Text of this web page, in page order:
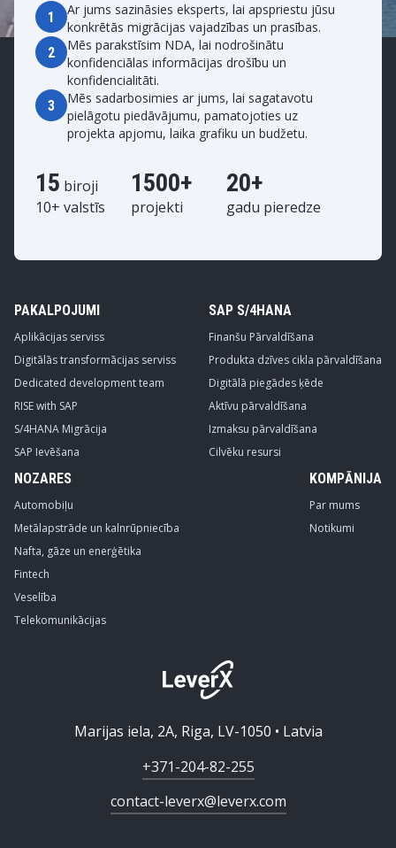
1
Ar jums sazināsies eksperts, lai apspriestu jūsu
konkrētās migrācijas vajadzības un prasības.
2
Mēs parakstīsim NDA, lai nodrošinātu
konfidenciālas informācijas drošību un
konfidencialitāti.
3
Mēs sadarbosimies ar jums, lai sagatavotu
pielāgotu piedāvājumu, pamatojoties uz
projekta apjomu, laika grafiku un budžetu.
15 biroji
10+ valstīs
1500+
projekti
20+
gadu pieredze
PAKALPOJUMI
Aplikācijas serviss
Digitālās transformācijas serviss
Dedicated development team
RISE with SAP
S/4HANA Migrācija
SAP Ievēšana
SAP S/4HANA
Finanšu Pārvaldīšana
Produkta dzīves cikla pārvaldīšana
Digitālā piegādes ķēde
Aktīvu pārvaldīšana
Izmaksu pārvaldīšana
Cilvēku resursi
NOZARES
Automobiļu
Metālapstrāde un kalnrūpniecība
Nafta, gāze un enerģētika
Fintech
Veselība
Telekomunikācijas
KOMPĀNIJA
Par mums
Notikumi
Marijas iela, 2A, Riga, LV-1050 • Latvia
+371-204-82-255
contact-leverx@leverx.com